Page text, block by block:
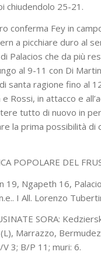
chiudendolo 25-21.
conferma Fey in
a picchiare duro al
Palacios che da più
al 9-11 con Di
santa ragione fino al
Rossi, in attacco e
tutto di nuovo in
la prima possibilità
POPOLARE DEL
19, Ngapeth 16,
I All. Lorenzo
SORA:
Marrazzo,
V 3; B/P 11; muri: 6.